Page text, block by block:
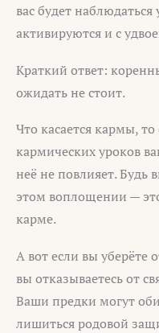
вас будет
активируются и с
Краткий ответ:
ожидать не стоит.
Что касается кармы,
кармических уроков
неё не повлияет.
этом воплощении —
карме.
А вот если вы уберёте
вы отказываетесь от
Ваши предки могут
лишиться родовой